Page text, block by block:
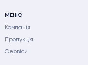
МЕНЮ
Компанія
Продукція
Сервіси